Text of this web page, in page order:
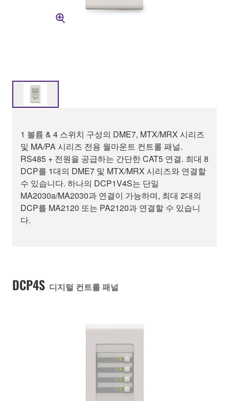
1 볼륨 & 4 스위치 구성의 DME7, MTX/MRX 시리즈
및 MA/PA 시리즈 전용 월마운트 컨트롤 패널.
RS485 + 전원을 공급하는 간단한 CAT5 연결. 최대 8
DCP를 1대의 DME7 및 MTX/MRX 시리즈와 연결할
수 있습니다. 하나의 DCP1V4S는 단일
MA2030a/MA2030과 연결이 가능하며, 최대 2대의
DCP를 MA2120 또는 PA2120과 연결할 수 있습니
다.
DCP4S 디지털 컨트롤 패널